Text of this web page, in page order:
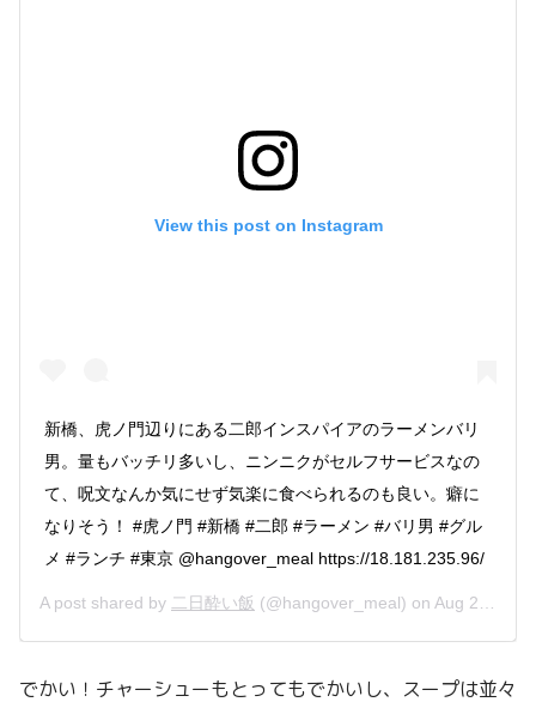
View this post on Instagram
新橋、虎ノ門辺りにある二郎インスパイアのラーメンバリ
男。量もバッチリ多いし、ニンニクがセルフサービスなの
て、呪文なんか気にせず気楽に食べられるのも良い。癖に
なりそう！ #虎ノ門 #新橋 #二郎 #ラーメン #バリ男 #グル
メ #ランチ #東京 @hangover_meal https://18.181.235.96/
A post shared by 二日酔い飯 (@hangover_meal) on Aug 28, 2019 at 6:43pm PDT
でかい！チャーシューもとってもでかいし、スープは並々